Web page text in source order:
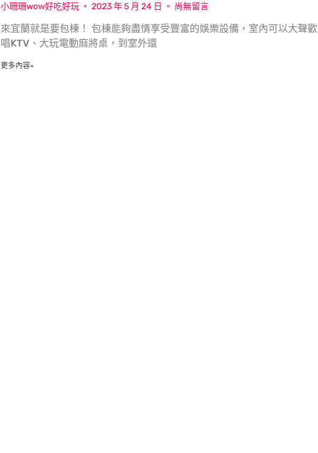
小珊珊wow好吃好玩 2023 年 5 月 24 日 尚無留言
來宜蘭就是要包棟！ 包棟能夠盡情享受豐富的娛樂設備，室內可以大聲歡
唱KTV、大玩電動麻將桌，到室外還
更多內容»